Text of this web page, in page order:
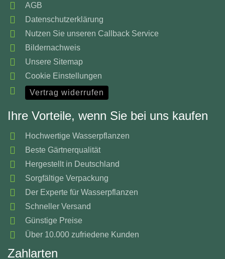
AGB
Datenschutzerklärung
Nutzen Sie unseren Callback Service
Bildernachweis
Unsere Sitemap
Cookie Einstellungen
Vertrag widerrufen
Ihre Vorteile, wenn Sie bei uns kaufen
Hochwertige Wasserpflanzen
Beste Gärtnerqualität
Hergestellt in Deutschland
Sorgfältige Verpackung
Der Experte für Wasserpflanzen
Schneller Versand
Günstige Preise
Über 10.000 zufriedene Kunden
Zahlarten